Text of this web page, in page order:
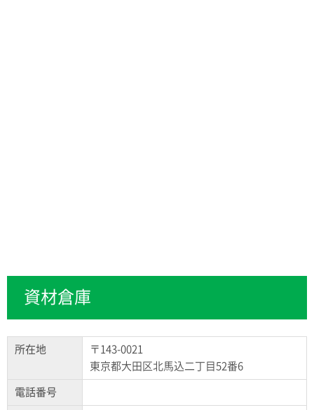
資材倉庫
所在地
〒143-0021
東京都大田区北馬込二丁目52番6
電話番号